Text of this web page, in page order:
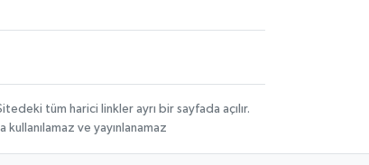
tüm harici linkler ayrı bir sayfada açılır.
ve yayınlanamaz